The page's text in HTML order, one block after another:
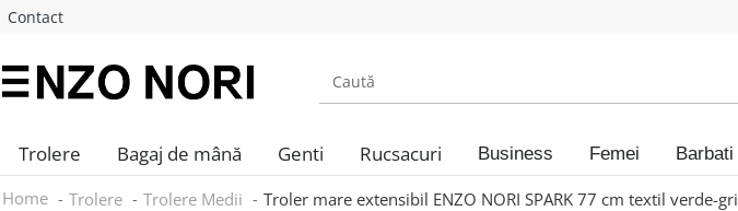
Contact
Trolere Bagaj de mână Genti Rucsacuri Business Femei Barbati
Home Trolere Trolere Medii Troler mare extensibil ENZO NORI SPARK 77 cm textil verde-gri